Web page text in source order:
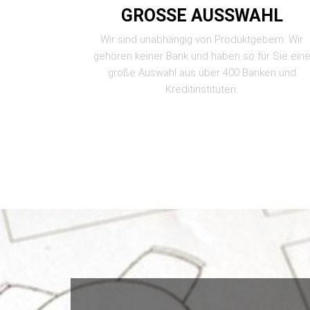
GROSSE AUSSWAHL
Wir sind unabhängig von Produktgebern. Wir
gehören keiner Bank und haben so für Sie eine
große Auswahl aus über 400 Banken und
Kreditinstituten.